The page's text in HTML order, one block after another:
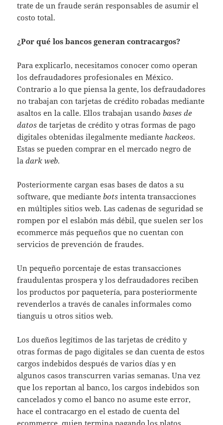
trate de un fraude serán responsables de asumir el
costo total.
¿Por qué los bancos generan contracargos?
Para explicarlo, necesitamos conocer como operan
los defraudadores profesionales en México.
Contrario a lo que piensa la gente, los defraudadores
no trabajan con tarjetas de crédito robadas mediante
asaltos en la calle. Ellos trabajan usandobases de
datos de tarjetas de crédito y otras formas de pago
digitales obtenidas ilegalmente mediantehackeos.
Estas se pueden comprar en el mercado negro de
ladark web.
Posteriormente cargan esas bases de datos a su
software, que mediantebots intenta transacciones
en múltiples sitios web. Las cadenas de seguridad se
rompen por el eslabón más débil, que suelen ser los
ecommerce más pequeños que no cuentan con
servicios de prevención de fraudes.
Un pequeño porcentaje de estas transacciones
fraudulentas prospera y los defraudadores reciben
los productos por paquetería, para posteriormente
revenderlos a través de canales informales como
tianguis u otros sitios web.
Los dueños legítimos de las tarjetas de crédito y
otras formas de pago digitales se dan cuenta de estos
cargos indebidos después de varios días y en
algunos casos transcurren varias semanas. Una vez
que los reportan al banco, los cargos indebidos son
cancelados y como el banco no asume este error,
hace el contracargo en el estado de cuenta del